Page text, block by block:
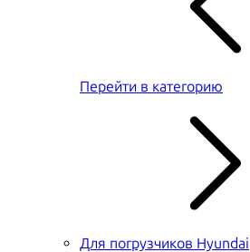
Перейти в категорию
Для погрузчиков Hyundai